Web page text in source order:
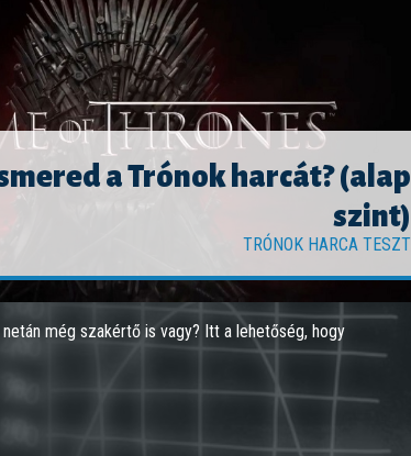
a Trónok harcát? (alap
szint)
TRÓNOK HARCA TESZT
még szakértő is vagy? Itt a lehetőség, hogy